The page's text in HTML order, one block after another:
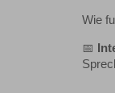
Wie
📅